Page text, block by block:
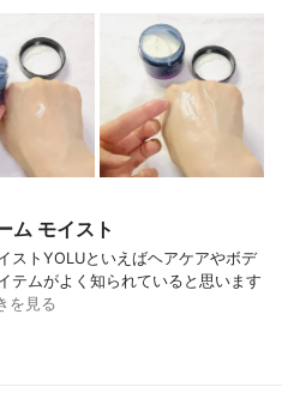
ム モイスト
ストYOLUといえばヘアケアやボデ
テムがよく知られていると思います
を見る